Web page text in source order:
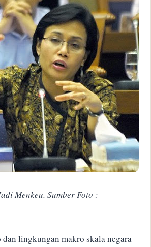
Menkeu. Sumber Foto :
lingkungan makro skala negara